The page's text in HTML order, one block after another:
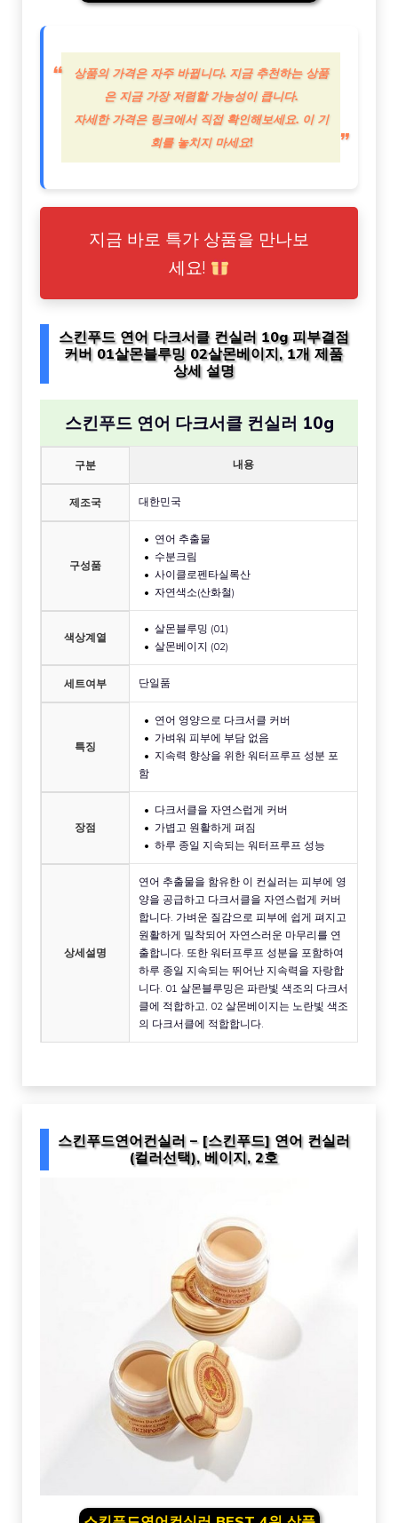
상품의 가격은 자주 바뀝니다. 지금 추천하는 상품
은 지금 가장 저렴할 가능성이 큽니다.
자세한 가격은 링크에서 직접 확인해보세요. 이 기
회를 놓치지 마세요!
지금 바로 특가 상품을 만나보
세요!
스킨푸드 연어 다크서클 컨실러 10g 피부결점
커버 01살몬블루밍 02살몬베이지, 1개 제품
상세 설명
스킨푸드 연어 다크서클 컨실러 10g
구분 내용
제조국 대한민국
구성품
연어 추출물
수분크림
사이클로펜타실록산
자연색소(산화철)
색상계열
살몬블루밍 (01)
살몬베이지 (02)
세트여부 단일품
특징
연어 영양으로 다크서클 커버
가벼워 피부에 부담 없음
지속력 향상을 위한 워터프루프 성분 포
함
장점
다크서클을 자연스럽게 커버
가볍고 원활하게 펴짐
하루 종일 지속되는 워터프루프 성능
상세설명
연어 추출물을 함유한 이 컨실러는 피부에 영
양을 공급하고 다크서클을 자연스럽게 커버
합니다. 가벼운 질감으로 피부에 쉽게 펴지고
원활하게 밀착되어 자연스러운 마무리를 연
출합니다. 또한 워터프루프 성분을 포함하여
하루 종일 지속되는 뛰어난 지속력을 자랑합
니다. 01 살몬블루밍은 파란빛 색조의 다크서
클에 적합하고, 02 살몬베이지는 노란빛 색조
의 다크서클에 적합합니다.
스킨푸드연어컨실러 – [스킨푸드] 연어 컨실러
(컬러선택), 베이지, 2호